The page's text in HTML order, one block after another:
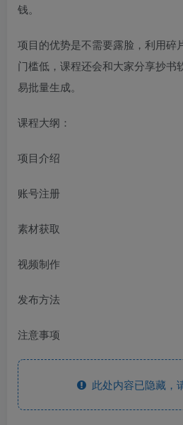
钱。
项目的优势是不需要露脸，利用碎
门槛低，课程还会和大家分享抄书
易批量生成。
课程大纲：
项目介绍
账号注册
素材获取
视频制作
发布方法
注意事项
此处内容已隐藏，